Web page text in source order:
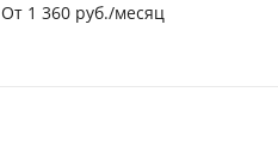
От 1 360 руб./месяц